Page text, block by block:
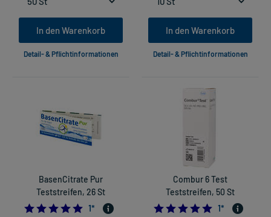
In den Warenkorb
Detail- & Pflichtinformationen
In den Warenkorb
Detail- & Pflichtinformationen
BasenCitrate Pur
Teststreifen, 26 St
5.0
1*
Combur 6 Test
Teststreifen, 50 St
5.0
1*